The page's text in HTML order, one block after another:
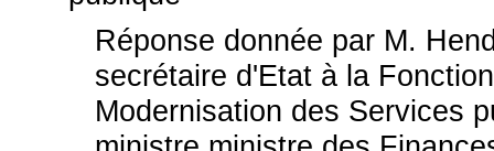
Réponse donnée par M.
secrétaire d'Etat à la
Modernisation des Services